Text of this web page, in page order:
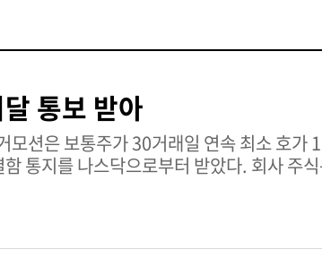
통보 받아
통지를 나스닥으로부터 받았다. 회사 주